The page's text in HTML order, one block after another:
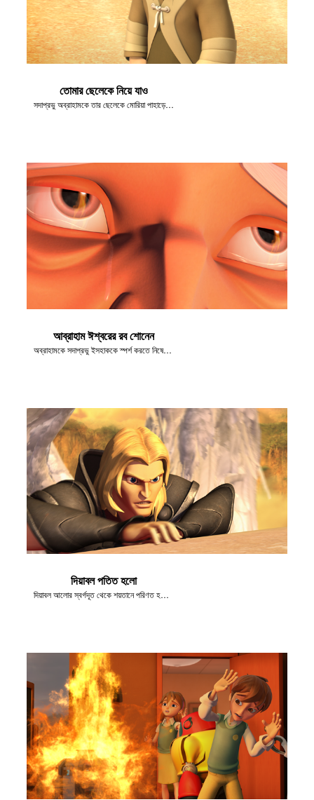
তোমার ছেলেকে নিয়ে যাও
সদাপ্রভু অব্রাহামকে তার ছেলেকে মোরিয়া পাহাড়ে নিয়ে যেতে বলেন।
আব্রাহাম ঈশ্বরের রব শোনেন
অব্রাহামকে সদাপ্রভু ইসহাককে স্পর্শ করতে নিষেধ করেন
দিয়াবল পতিত হলো
দিয়াবল আলোর স্বর্গদূত থেকে শয়তানে পরিণত হলো।